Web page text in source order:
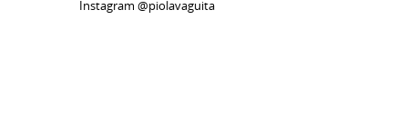
Instagram @piolavaguita